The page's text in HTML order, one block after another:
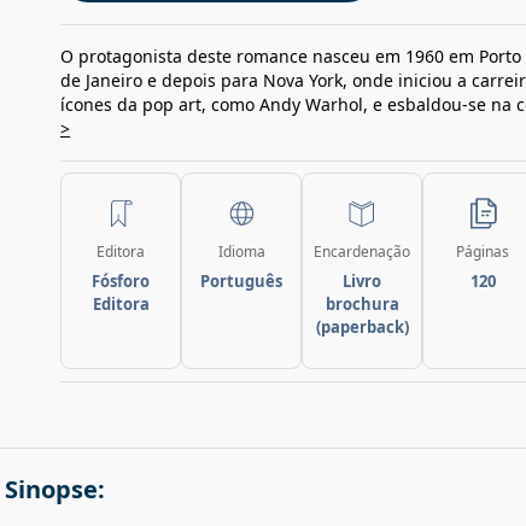
O protagonista deste romance nasceu em 1960 em
de Janeiro e depois para Nova York, onde iniciou a
ícones da pop art, como Andy Warhol, e esbaldou-se na
>
Editora
Fósforo
Editora
Idioma
Português
Encardenação
Livro
brochura
(paperback)
Páginas
120
Sinopse: